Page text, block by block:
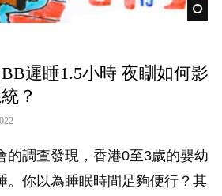
遲睡1.5小時 夜瞓如何影
？
的調查發現，香港0至3歲的嬰幼
。你以為睡眠時間足夠便行？其